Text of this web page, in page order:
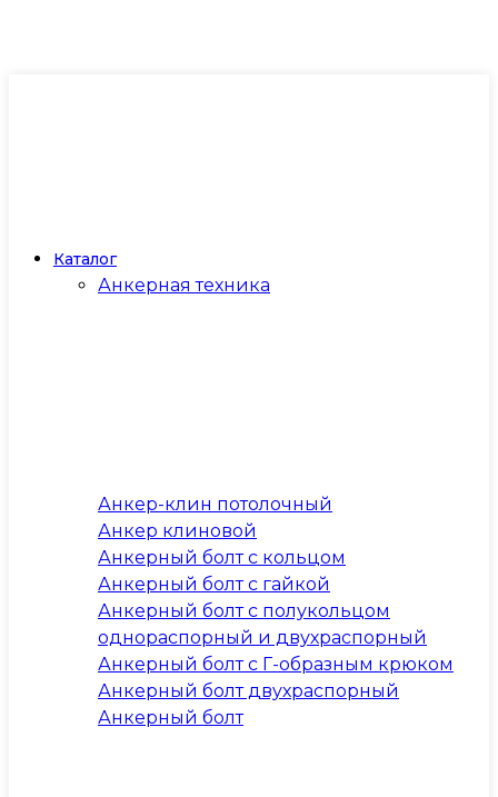
Каталог
Анкерная техника
Анкер-клин потолочный
Анкер клиновой
Анкерный болт с кольцом
Анкерный болт с гайкой
Анкерный болт с полукольцом
однораспорный и двухраспорный
Анкерный болт с Г-образным крюком
Анкерный болт двухраспорный
Анкерный болт